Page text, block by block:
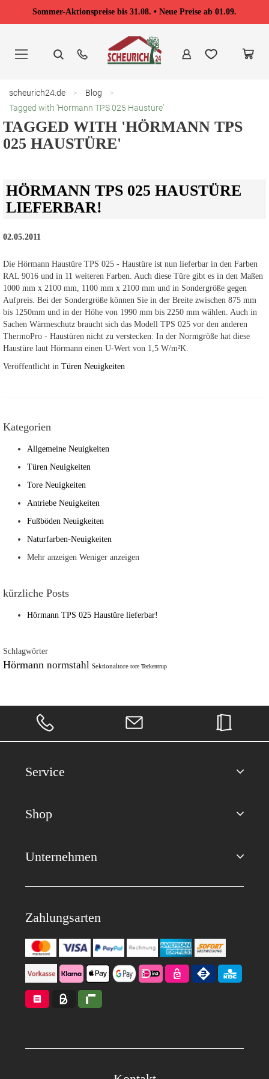
Sommer-Aktionspreise bis 31.08. • Neue Preise ab 01.09.
springen
scheurich24.de
Blog
Tagged with 'Hörmann TPS 025 Haustüre'
TAGGED WITH 'HÖRMANN TPS
025 HAUSTÜRE'
HÖRMANN TPS 025 HAUSTÜRE
LIEFERBAR!
02.05.2011
Die Hörmann Haustüre TPS 025 - Haustüre ist nun lieferbar in den Farben
RAL 9016 und in 11 weiteren Farben. Auch diese Türe gibt es in den Maßen
1000 mm x 2100 mm, 1100 mm x 2100 mm und in Sondergröße gegen
Aufpreis. Bei der Sondergröße können Sie in der Breite zwischen 875 mm
bis 1250mm und in der Höhe von 1990 mm bis 2250 mm wählen. Auch in
Sachen Wärmeschutz braucht sich das Modell TPS 025 vor den anderen
ThermoPro - Haustüren nicht zu verstecken: In der Normgröße hat diese
Haustüre laut Hörmann einen U-Wert von 1,5 W/m²K.
Veröffentlicht in Türen Neuigkeiten
Kategorien
Allgemeine Neuigkeiten
Türen Neuigkeiten
Tore Neuigkeiten
Antriebe Neuigkeiten
Fußböden Neuigkeiten
Naturfarben-Neuigkeiten
Mehr anzeigen Weniger anzeigen
kürzliche Posts
Hörmann TPS 025 Haustüre lieferbar!
Schlagwörter
Hörmann normstahl Sektionaltore tore Teckentrup
Service
Shop
Unternehmen
Zahlungsarten